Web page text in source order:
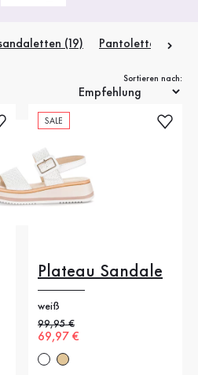
(19) Pantoletten (39)
Sortieren nach:
SALE
Plateau Sandale
weiß
Alter Preis
99,95 €
Neuer Preis
69,97 €